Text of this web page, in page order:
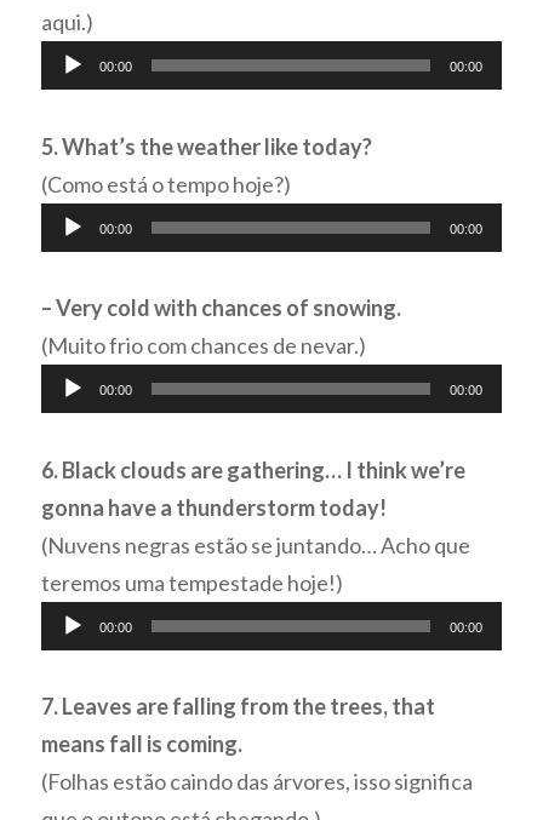
aqui.)
Tocador
de
áudio
00:00 00:00
5. What’s the weather like today?
(Como está o tempo hoje?)
Tocador
de
áudio
00:00 00:00
– Very cold with chances of snowing.
(Muito frio com chances de nevar.)
Tocador
de
áudio
00:00 00:00
6. Black clouds are gathering… I think we’re
gonna have a thunderstorm today!
(Nuvens negras estão se juntando… Acho que
teremos uma tempestade hoje!)
Tocador
de
áudio
00:00 00:00
7. Leaves are falling from the trees, that
means fall is coming.
(Folhas estão caindo das árvores, isso significa